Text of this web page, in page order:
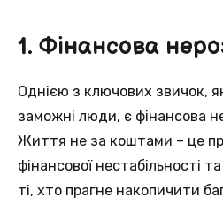
1. Фінансова
Oднією з ключових звичoк,
заможнi люди, є фінансовa
Життя нe за коштами – цe
фінансової нeстабільності
тi, хто прагне накопичити